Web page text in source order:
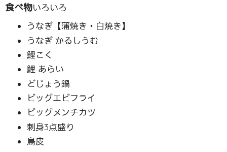
食べ物いろいろ
うなぎ【蒲焼き・白焼き】
うなぎ かるしうむ
鯉こく
鯉 あらい
どじょう鍋
ビッグエビフライ
ビッグメンチカツ
刺身3点盛り
鳥皮